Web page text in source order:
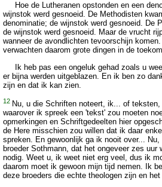
Hoe de Lutheranen opstonden en een
wijnstok werd gesnoeid. De Methodisten
denominatie; de wijnstok werd gesnoeid. De
de wijnstok werd gesnoeid. Maar de vrucht
wanneer de avondlichten tevoorschijn
verwachten daarom grote dingen in de
Ik heb pas een ongeluk gehad zoals u
er bijna werden uitgeblazen. En ik ben zo
zijn en dat ik kan zien.
12 Nu, u die Schriften noteert, ik... of
waarover ik spreek een 'tekst' zou moeten
opmerkingen en Schriftgedeelten hier
de Here misschien zou willen dat ik daar
spreken. En gewoonlijk ga ik nooit over...
broeder Sothmann, dat het ongeveer zes
nodig. Weet u, ik weet niet erg veel, dus ik
daarom moet ik gewoon mijn tijd nemen. Ik
deze broeders die echte theologen zijn en